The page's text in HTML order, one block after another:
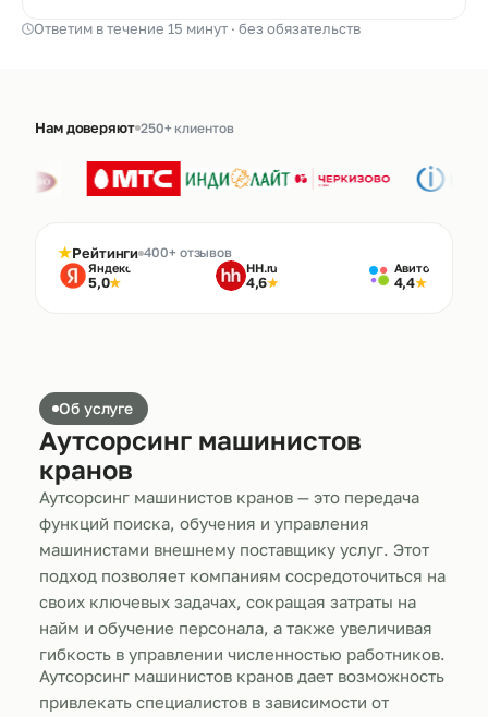
Ответим в течение 15 минут · без обязательств
Нам доверяют 250+ клиентов
★Рейтинги 400+ отзывов
Яндекс
5,0★
HH.ru
4,6★
Авито
4,4★
Об услуге
Аутсорсинг машинистов
кранов
Аутсорсинг машинистов кранов — это передача
функций поиска, обучения и управления
машинистами внешнему поставщику услуг. Этот
подход позволяет компаниям сосредоточиться на
своих ключевых задачах, сокращая затраты на
найм и обучение персонала, а также увеличивая
гибкость в управлении численностью работников.
Аутсорсинг машинистов кранов дает возможность
привлекать специалистов в зависимости от